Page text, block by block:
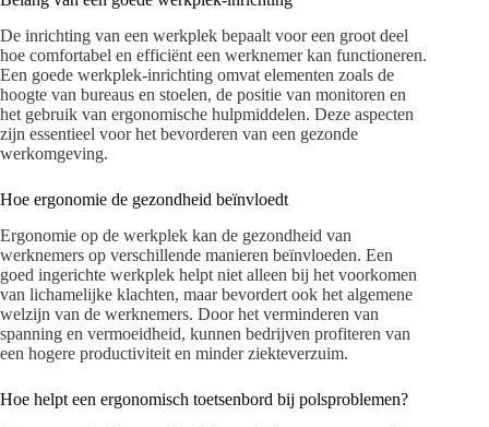
De inrichting van een werkplek bepaalt voor een groot deel
hoe comfortabel en efficiënt een werknemer kan functioneren.
Een goede werkplek-inrichting omvat elementen zoals de
hoogte van bureaus en stoelen, de positie van monitoren en
het gebruik van ergonomische hulpmiddelen. Deze aspecten
zijn essentieel voor het bevorderen van een gezonde
werkomgeving.
Hoe ergonomie de gezondheid beïnvloedt
Ergonomie op de werkplek kan de gezondheid van
werknemers op verschillende manieren beïnvloeden. Een
goed ingerichte werkplek helpt niet alleen bij het voorkomen
van lichamelijke klachten, maar bevordert ook het algemene
welzijn van de werknemers. Door het verminderen van
spanning en vermoeidheid, kunnen bedrijven profiteren van
een hogere productiviteit en minder ziekteverzuim.
Hoe helpt een ergonomisch toetsenbord bij polsproblemen?